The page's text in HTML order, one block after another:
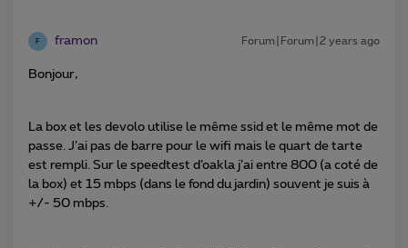
F framon Forum|Forum|2 years ago
Bonjour,
La box et les devolo utilise le même ssid et le même mot de
passe. J’ai pas de barre pour le wifi mais le quart de tarte
est rempli. Sur le speedtest d’oakla j’ai entre 800 (a coté de
la box) et 15 mbps (dans le fond du jardin) souvent je suis à
+/- 50 mbps.